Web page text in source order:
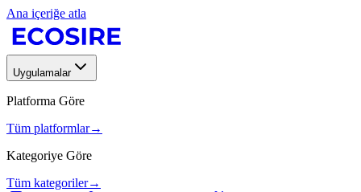
Ana içeriğe atla
Uygulamalar
Platforma Göre
Tüm platformlar→
Kategoriye Göre
Tüm kategoriler→